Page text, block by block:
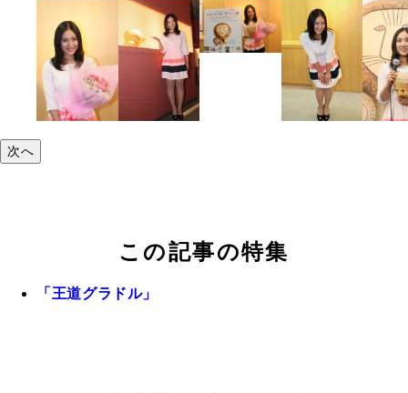
次へ
この記事の特集
「王道グラドル」